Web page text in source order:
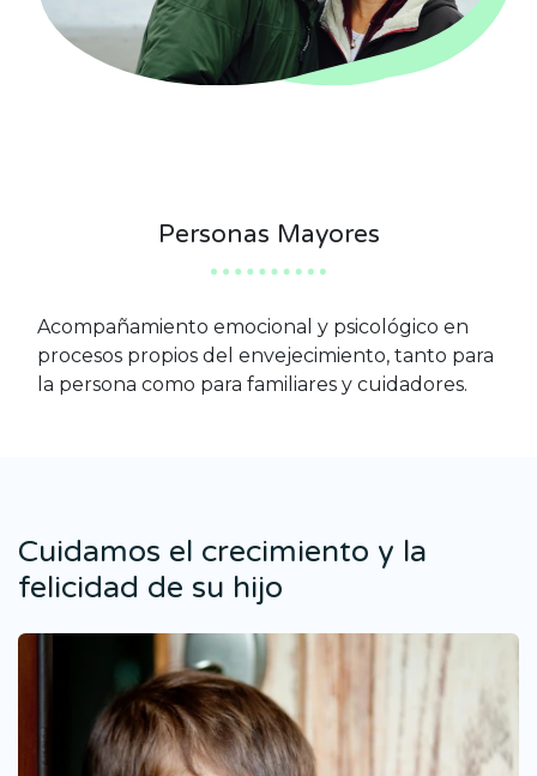
Personas Mayores
Acompañamiento emocional y psicológico en
procesos propios del envejecimiento, tanto para
la persona como para familiares y cuidadores.
Cuidamos el crecimiento y la
felicidad de su hijo